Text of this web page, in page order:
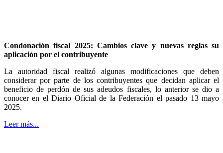
Condonación fiscal 2025: Cambios clave y nuevas reglas su
aplicación por el contribuyente
La autoridad fiscal realizó algunas modificaciones que deben
considerar por parte de los contribuyentes que decidan aplicar el
beneficio de perdón de sus adeudos fiscales, lo anterior se dio a
conocer en el Diario Oficial de la Federación el pasado 13 mayo
2025.
Leer más...